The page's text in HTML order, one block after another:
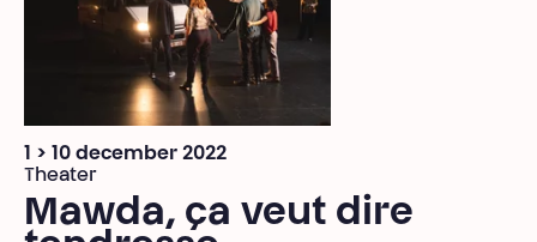
1 > 10 december 2022
Theater
Mawda, ça veut dire